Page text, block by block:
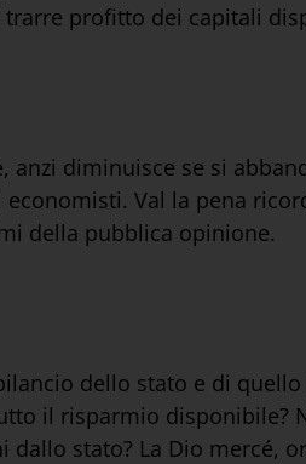
profitto dei capitali
diminuisce se si
Val la pena
della pubblica opinione.
dello stato e di
il risparmio
stato? La Dio mercé,